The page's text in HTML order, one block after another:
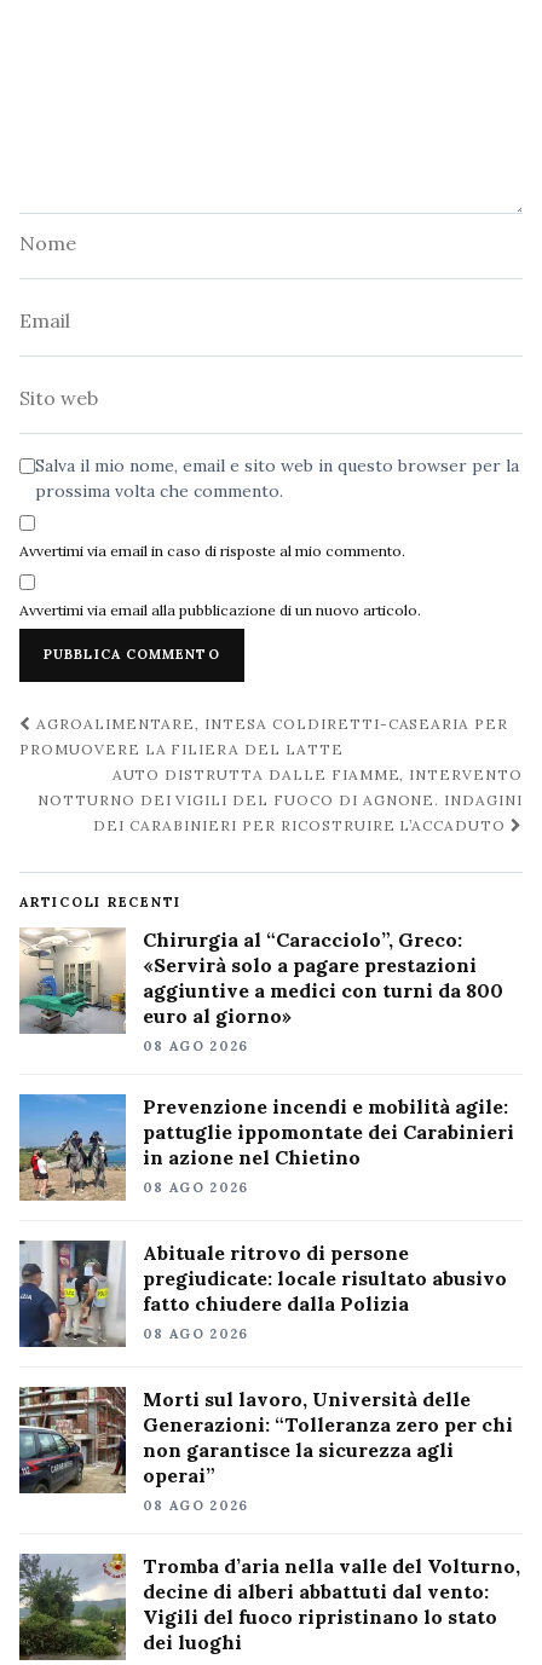
Salva il mio nome, email e sito web in questo browser per la
prossima volta che commento.
Avvertimi via email in caso di risposte al mio commento.
Avvertimi via email alla pubblicazione di un nuovo articolo.
Navigazione
post
AGROALIMENTARE, INTESA COLDIRETTI-CASEARIA PER
PROMUOVERE LA FILIERA DEL LATTE
AUTO DISTRUTTA DALLE FIAMME, INTERVENTO
NOTTURNO DEI VIGILI DEL FUOCO DI AGNONE. INDAGINI
DEI CARABINIERI PER RICOSTRUIRE L’ACCADUTO
ARTICOLI RECENTI
Chirurgia al “Caracciolo”, Greco:
«Servirà solo a pagare prestazioni
aggiuntive a medici con turni da 800
euro al giorno»
08 AGO 2026
Prevenzione incendi e mobilità agile:
pattuglie ippomontate dei Carabinieri
in azione nel Chietino
08 AGO 2026
Abituale ritrovo di persone
pregiudicate: locale risultato abusivo
fatto chiudere dalla Polizia
08 AGO 2026
Morti sul lavoro, Università delle
Generazioni: “Tolleranza zero per chi
non garantisce la sicurezza agli
operai”
08 AGO 2026
Tromba d’aria nella valle del Volturno,
decine di alberi abbattuti dal vento:
Vigili del fuoco ripristinano lo stato
dei luoghi